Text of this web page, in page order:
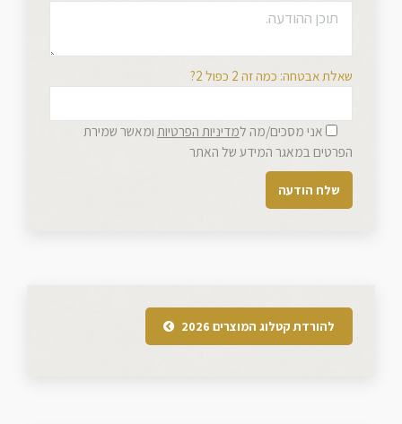
שאלת אבטחה: כמה זה 2 כפול 2?
אני מסכים/מה למדיניות הפרטיות ומאשר שמירת
הפרטים במאגר המידע של האתר
להורדת קטלוג המוצרים 2026